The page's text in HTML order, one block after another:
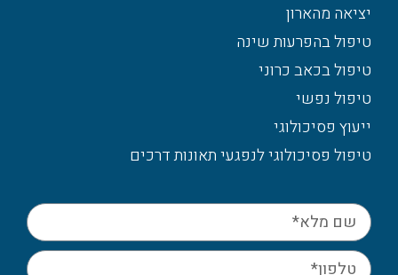
יציאה מהארון
טיפול בהפרעות שינה
טיפול בכאב כרוני
טיפול נפשי
ייעוץ פסיכולוגי
טיפול פסיכולוגי לנפגעי תאונות דרכים